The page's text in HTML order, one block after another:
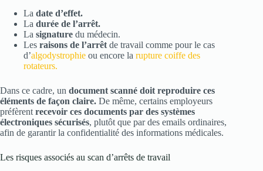
La date d’effet.
La durée de l’arrêt.
La signature du médecin.
Les raisons de l’arrêtde travail comme pour le cas
d’algodystrophie ou encore la rupture coiffe des
rotateurs.
Dans ce cadre, un document scanné doit reproduire ces
éléments de façon claire. De même, certains employeurs
préfèrentrecevoir ces documents par des systèmes
électroniques sécurisés, plutôt que par des emails ordinaires,
afin de garantir la confidentialité des informations médicales.
Les risques associés au scan d’arrêts de travail